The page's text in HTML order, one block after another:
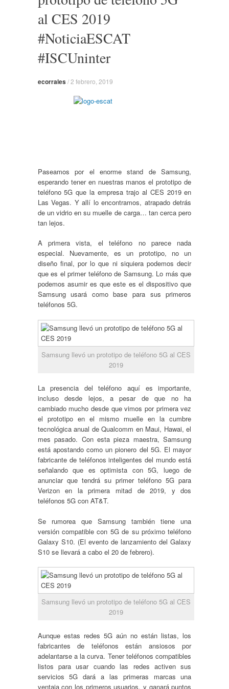
al CES 2019
#NoticiaESCAT
#ISCUninter
ecorrales/2 febrero, 2019
Paseamos por el enorme stand de Samsung,
esperando tener en nuestras manos el prototipo de
teléfono 5G que la empresa trajo al CES 2019 en
Las Vegas. Y allí lo encontramos, atrapado detrás
de un vidrio en su muelle de carga… tan cerca pero
tan lejos.
A primera vista, el teléfono no parece nada
especial. Nuevamente, es un prototipo, no un
diseño final, por lo que ni siquiera podemos decir
que es el primer teléfono de Samsung. Lo más que
podemos asumir es que este es el dispositivo que
Samsung usará como base para sus primeros
teléfonos 5G.
Samsung llevó un prototipo de teléfono 5G al CES
2019
La presencia del teléfono aquí es importante,
incluso desde lejos, a pesar de que no ha
cambiado mucho desde que vimos por primera vez
el prototipo en el mismo muelle en la cumbre
tecnológica anual de Qualcomm en Maui, Hawai, el
mes pasado. Con esta pieza maestra, Samsung
está apostando como un pionero del 5G. El mayor
fabricante de teléfonos inteligentes del mundo está
señalando que es optimista con 5G, luego de
anunciar que tendrá su primer teléfono 5G para
Verizon en la primera mitad de 2019, y dos
teléfonos 5G con AT&T.
Se rumorea que Samsung también tiene una
versión compatible con 5G de su próximo teléfono
Galaxy S10. (El evento de lanzamiento del Galaxy
S10 se llevará a cabo el 20 de febrero).
Samsung llevó un prototipo de teléfono 5G al CES
2019
Aunque estas redes 5G aún no están listas, los
fabricantes de teléfonos están ansiosos por
adelantarse a la curva. Tener teléfonos compatibles
listos para usar cuando las redes activen sus
servicios 5G dará a las primeras marcas una
ventaja con los primeros usuarios, y ganará puntos